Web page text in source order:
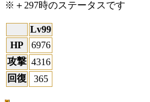
※＋297時のステータスです
Lv99
HP
6976
攻撃 4316
回復
365